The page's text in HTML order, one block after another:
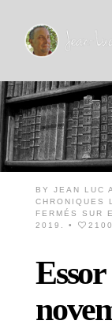
BY JEAN LUC
CHRONIQUES
FERMÉS
SUR
2019.
• 2100